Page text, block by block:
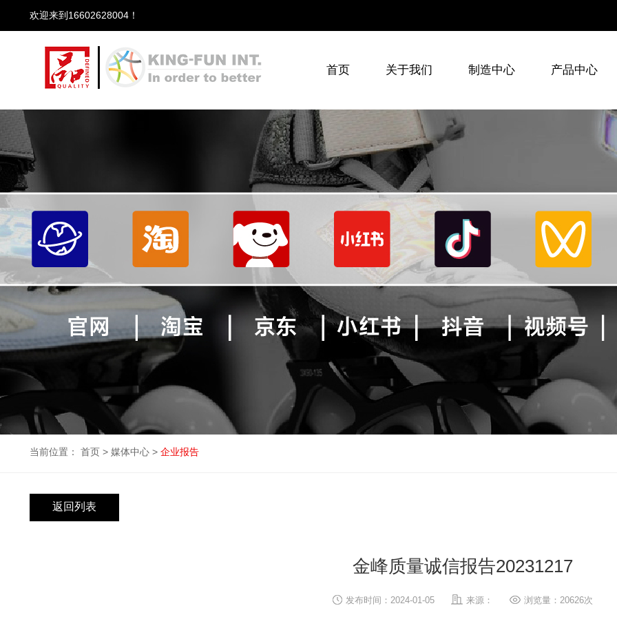
欢迎来到
首页 关于我们 制造中心 产品中心
当前位置： 首页> 媒体中心> 企业报告
返回列表
金峰质量诚信报告20231217
发布时间：2024-01-05 来源： 浏览量：20626次